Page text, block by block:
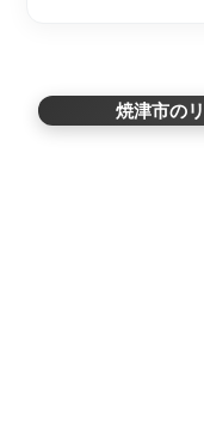
焼津市の